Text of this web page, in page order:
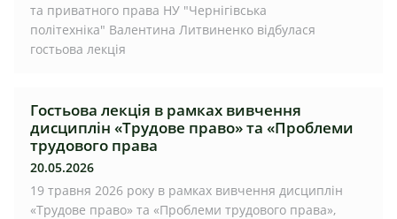
та приватного права НУ "Чернігівська
політехніка" Валентина Литвиненко відбулася
гостьова лекція
Гостьова лекція в рамках вивчення
дисциплін «Трудове право» та «Проблеми
трудового права
20.05.2026
19 травня 2026 року в рамках вивчення дисциплін
«Трудове право» та «Проблеми трудового права»,